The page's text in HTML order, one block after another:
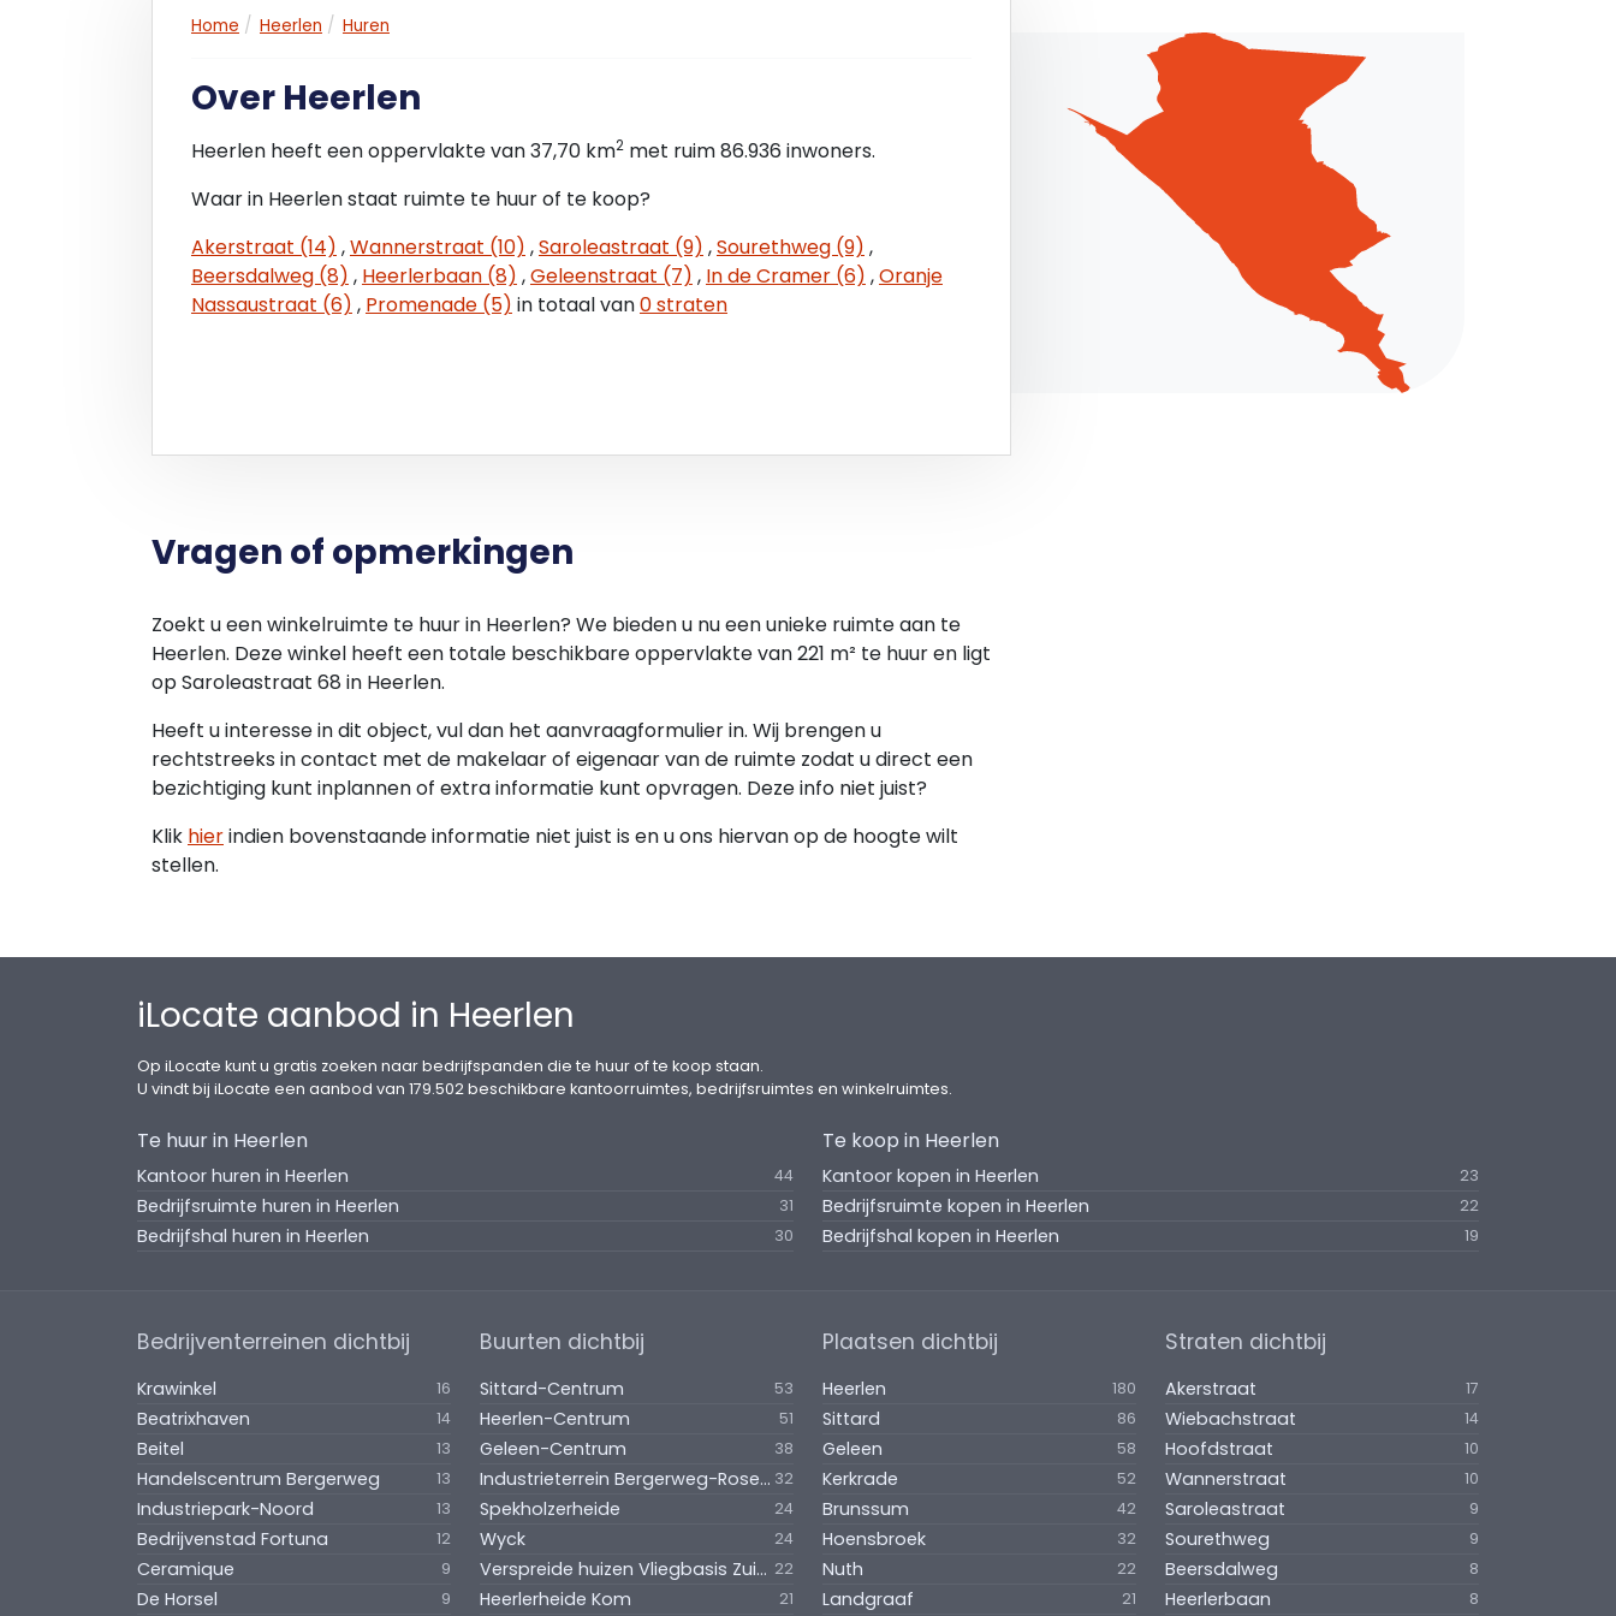
7 meter.
Bestemming:
Het object valt binnen het vigerend bestemmingsplan ‘City-West’, vastgesteld op 12
januari 1993. Op grond van de planvoorschriften is detailhandel toegestaan. U dient zelf bij
de gemeente Heerlen te verifiëren of uw bedrijfsactiviteiten vallen binnen het vigerend
bestemmingsplan.
Informatie inzake gebruiksmogelijkheden en voorschriften is te verkrijgen via ons kantoor,
voor belaste verhuur gestelde criteria zal de huurprijs zodanig worden verhoogd dat het
Servicekosten:
Niet van toepassing.
voor de levering en het verbruik van gas, water en elektra.
Energielabel:
Saroleastraat 68: energielabel C.
Zekerheidstelling:
Een bankgarantie ter grootte van drie maanden huur en servicekosten te vermeerderen
met de geldende BTW.
op basis van de consumentenprijsindex (CPI) zoals wordt gepubliceerd door het Centraal
De huurovereenkomst zal zijn gebaseerd op het model zoals is vastgesteld door de Raad
voor Onroerende Zaken (ROZ) 2012, inclusief de algemene bepalingen.
Aanvaarding:
In overleg. Na transformatie van de gevel, kozijnenstaat. Tijdsindicatie na overleg.
Bijzonderheden:
wordenmet het Ondernemershuis (0455-5604888, zie ook:
https://www.heerlen.nl/contactvoorondernemers.html) .
De foto’s van de voorgevel zijn impressies hieraan kunnen geen rechten worden ontleend.
Collegiaal:
Onderhavige propositie is in collegiale samenwerking / bemiddeling met BRCK
Bedrijfsmakelaars, dhr. S. Brouwer, 043-2057989.
Home Heerlen Huren
Over Heerlen
Heerlen heeft een oppervlakte van 37,70 km2met ruim 86.936 inwoners.
Waar in Heerlen staat ruimte te huur of te koop?
Akerstraat (14) ,Wannerstraat (10) ,Saroleastraat (9) ,Sourethweg (9) ,
Beersdalweg (8) , Heerlerbaan (8) ,Geleenstraat (7) , In de Cramer (6) ,Oranje
Nassaustraat (6) , Promenade (5) in totaal van0 straten
Vragen of opmerkingen
Zoekt u een winkelruimte te huur in Heerlen? We bieden u nu een unieke ruimte aan te
Heerlen. Deze winkel heeft een totale beschikbare oppervlakte van 221 m² te huur en ligt
op Saroleastraat 68 in Heerlen.
Heeft u interesse in dit object, vul dan het aanvraagformulier in. Wij brengen u
rechtstreeks in contact met de makelaar of eigenaar van de ruimte zodat u direct een
bezichtiging kunt inplannen of extra informatie kunt opvragen. Deze info niet juist?
Klik hierindien bovenstaande informatie niet juist is en u ons hiervan op de hoogte wilt
stellen.
iLocate aanbod in Heerlen
Op iLocate kunt u gratis zoeken naar bedrijfspanden die te huur of te koop staan.
U vindt bij iLocate een aanbod van 179.502 beschikbare kantoorruimtes, bedrijfsruimtes en winkelruimtes.
Te huur in Heerlen
Kantoor huren in Heerlen 44
Bedrijfsruimte huren in Heerlen 31
Bedrijfshal huren in Heerlen 30
Te koop in Heerlen
Kantoor kopen in Heerlen 23
Bedrijfsruimte kopen in Heerlen 22
Bedrijfshal kopen in Heerlen 19
Bedrijventerreinen dichtbij
Krawinkel 16
Beatrixhaven 14
Beitel 13
Handelscentrum Bergerweg 13
Industriepark-Noord 13
Bedrijvenstad Fortuna 12
Ceramique 9
De Horsel 9
Buurten dichtbij
Sittard-Centrum 53
Heerlen-Centrum 51
Geleen-Centrum 38
Industrieterrein Bergerweg-Rosengarten 32
Spekholzerheide 24
Wyck 24
Verspreide huizen Vliegbasis Zuid-Limburg 22
Heerlerheide Kom 21
Plaatsen dichtbij
Heerlen 180
Sittard 86
Geleen 58
Kerkrade 52
Brunssum 42
Hoensbroek 32
Nuth 22
Landgraaf 21
Straten dichtbij
Akerstraat 17
Wiebachstraat 14
Hoofdstraat 10
Wannerstraat 10
Saroleastraat 9
Sourethweg 9
Beersdalweg 8
Heerlerbaan 8